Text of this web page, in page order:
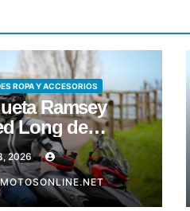
ROPA Y ACCESORIOS
Ramsey
Long de
2026